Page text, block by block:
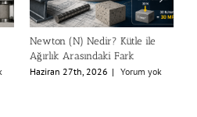
Newton (N) Nedir? Kütle ile
Ağırlık Arasındaki Fark
Haziran 27th, 2026 | Yorum yok